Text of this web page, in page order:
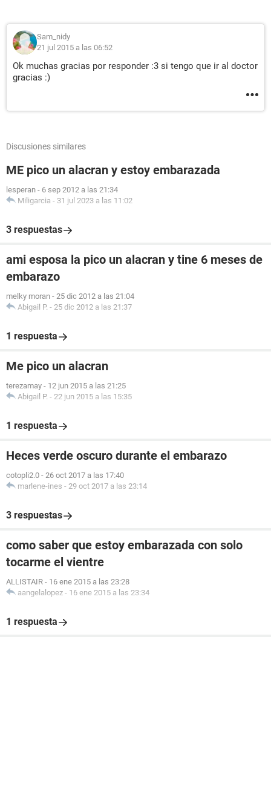
Sam_nidy
21 jul 2015 a las 06:52
Ok muchas gracias por responder :3 si tengo que ir al doctor
gracias :)
Discusiones similares
ME pico un alacran y estoy embarazada
lesperan - 6 sep 2012 a las 21:34
Miligarcia - 31 jul 2023 a las 11:02
3 respuestas
ami esposa la pico un alacran y tine 6 meses de
embarazo
melky moran - 25 dic 2012 a las 21:04
Abigail P. - 25 dic 2012 a las 21:37
1 respuesta
Me pico un alacran
terezamay - 12 jun 2015 a las 21:25
Abigail P. - 22 jun 2015 a las 15:35
1 respuesta
Heces verde oscuro durante el embarazo
cotopli2.0 - 26 oct 2017 a las 17:40
marlene-ines - 29 oct 2017 a las 23:14
3 respuestas
como saber que estoy embarazada con solo
tocarme el vientre
ALLISTAIR - 16 ene 2015 a las 23:28
aangelalopez - 16 ene 2015 a las 23:34
1 respuesta